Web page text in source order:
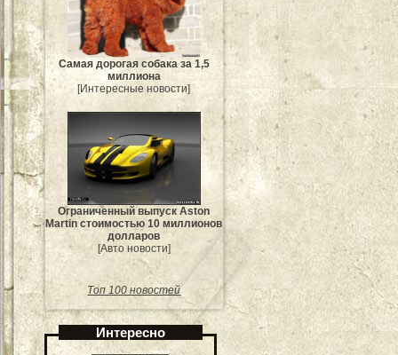
Самая дорогая собака за 1,5
миллиона
[Интересные новости]
Ограниченный выпуск Aston
Martin стоимостью 10 миллионов
долларов
[Авто новости]
Топ 100 новостей
Интересно